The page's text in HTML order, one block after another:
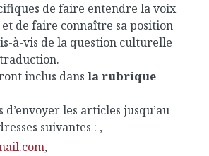
de faire entendre la voix
de faire connaître sa position
à-vis de la question culturelle
inclus dans la rubrique
d’envoyer les articles jusqu’au
suivantes : ,
,